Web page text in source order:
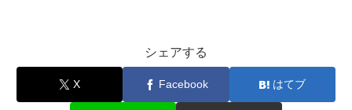
シェアする
X Facebook はてブ